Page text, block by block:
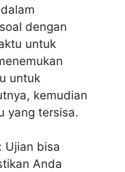
dengan
untuk
untuk
kemudian
yang tersisa.
Ujian bisa
Anda